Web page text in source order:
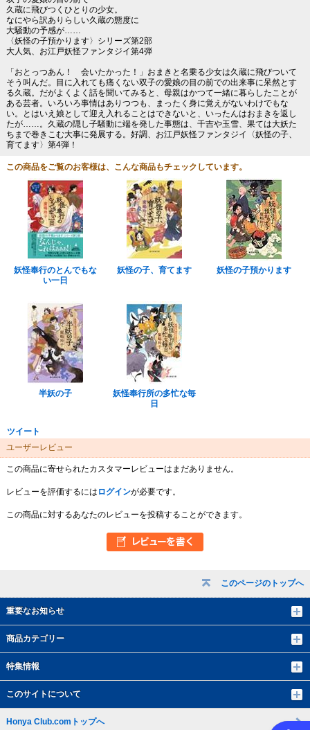
このページのトップへ
重要なお知らせ
商品カテゴリー
特集情報
このサイトについて
久蔵に飛びつくひとりの少女。
なにやら訳ありらしい久蔵の態度に
大騒動の予感が……
〈妖怪の子預かります〉シリーズ第2部
大人気、お江戸妖怪ファンタジイ第4弾
「おとっつあん！ 会いたかった！」おまきと名乗る少女は久蔵に飛びついて
そう叫んだ。目に入れても痛くない双子の愛娘の目の前での出来事に呆然とす
る久蔵。だがよくよく話を聞いてみると、母親はかつて一緒に暮らしたことが
ある芸者。いろいろ事情はありつつも、まったく身に覚えがないわけでもな
い。とはいえ娘として迎え入れることはできないと、いったんはおまきを返し
たが……。久蔵の隠し子騒動に端を発した事態は、千吉や玉雪、果ては大妖た
ちまで巻きこむ大事に発展する。好調、お江戸妖怪ファンタジイ〈妖怪の子、
育てます〉第4弾！
この商品をご覧のお客様は、こんな商品もチェックしています。
妖怪奉行のとんでもな
い一日
妖怪の子、育てます 妖怪の子預かります
半妖の子
妖怪奉行所の多忙な毎
日
ツイート
ユーザーレビュー
この商品に寄せられたカスタマーレビューはまだありません。
レビューを評価するには ログインが必要です。
この商品に対するあなたのレビューを投稿することができます。
Honya Club.comトップへ